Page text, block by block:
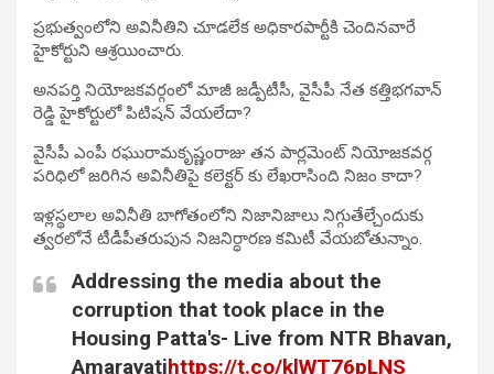
ప్రభుత్వంలోని అవినీతిని చూడలేక అధికారపార్టీకి చెందినవారే
హైకోర్టుని ఆశ్రయించారు.
అనపర్తి నియోజకవర్గంలో మాజీ జడ్పీటీసీ, వైసీపీ నేత కత్తిభగవాన్
రెడ్డి హైకోర్టులో పిటిషన్ వేయలేదా?
వైసీపీ ఎంపీ రఘురామకృష్ణంరాజు తన పార్లమెంట్ నియోజకవర్గ
పరిధిలో జరిగిన అవినీతిపై కలెక్టర్ కు లేఖరాసింది నిజం కాదా?
ఇళ్లస్థలాల అవినీతి బాగోతంలోని నిజానిజాలు నిగ్గుతేల్చేందుకు
త్వరలోనే టీడీపీతరుపున నిజనిర్ధారణ కమిటీ వేయబోతున్నాం.
Addressing the media about the
corruption that took place in the
Housing Patta's- Live from NTR Bhavan,
Amaravatihttps://t.co/klWT76pLNS